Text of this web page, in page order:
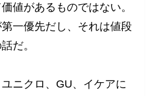
値があるものではない。
一優先だし、それは値段
だ。
ニクロ、GU、イケアに